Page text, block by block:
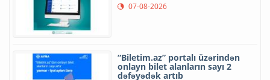
07-08-2026
“Biletim.az” portalı üzərindən
onlayn bilet alanların sayı 2
dəfəyədək artıb